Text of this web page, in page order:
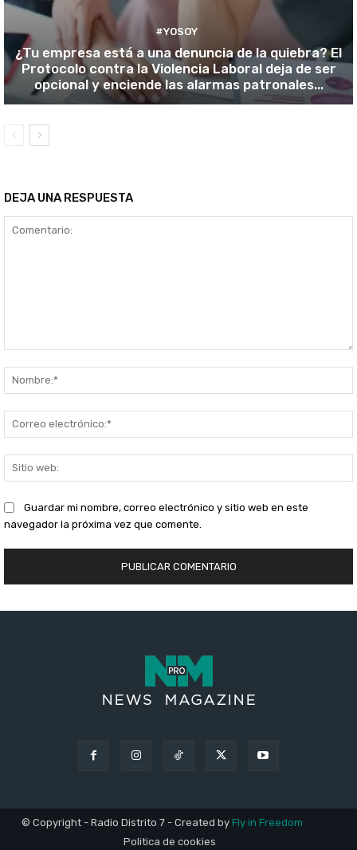
#YOSOY
¿Tu empresa está a una denuncia de la quiebra? El
Protocolo contra la Violencia Laboral deja de ser
opcional y enciende las alarmas patronales...
DEJA UNA RESPUESTA
Guardar mi nombre, correo electrónico y sitio web en este
navegador la próxima vez que comente.
© Copyright - Radio Distrito 7 - Created by Fly in Freedom
Politica de cookies